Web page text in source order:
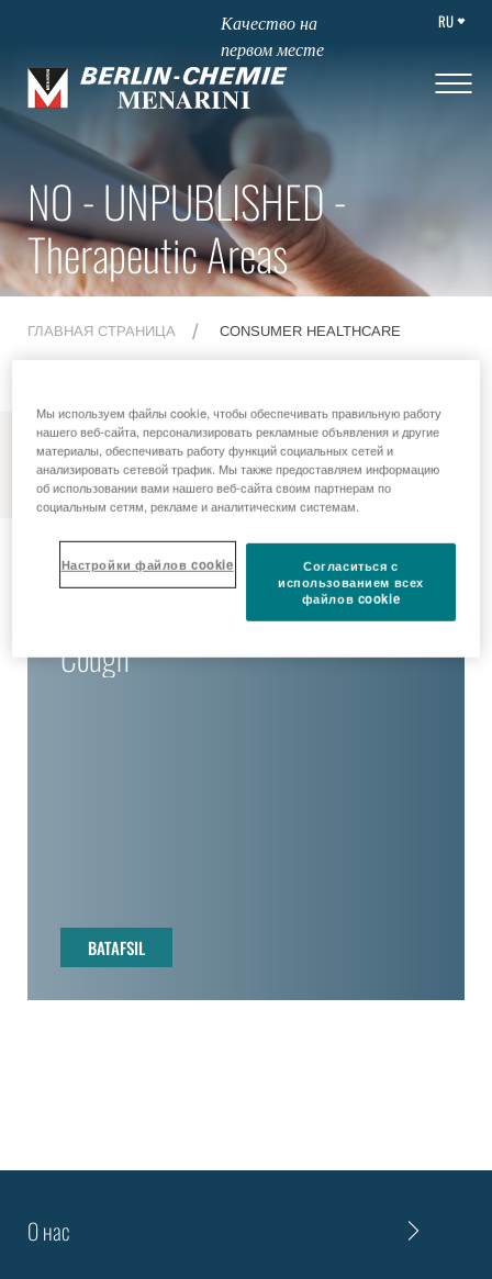
Качество на
первом месте
RU
NO - UNPUBLISHED -
Therapeutic Areas
ГЛАВНАЯ СТРАНИЦА CONSUMER HEALTHCARE
MENU
Consumer Healthcare
Cough
BATAFSIL
О нас
Мы используем файлы cookie, чтобы обеспечивать правильную работу
нашего веб-сайта, персонализировать рекламные объявления и другие
материалы, обеспечивать работу функций социальных сетей и
анализировать сетевой трафик. Мы также предоставляем информацию
об использовании вами нашего веб-сайта своим партнерам по
социальным сетям, рекламе и аналитическим системам.
Настройки файлов cookie Согласиться с
использованием всех
файлов cookie